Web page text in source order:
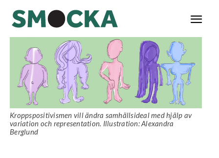
Kroppspositivismen vill ändra samhällsideal med hjälp av
variation och representation. Illustration: Alexandra
Berglund